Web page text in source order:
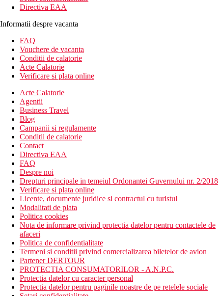
Directiva EAA
Informatii despre vacanta
FAQ
Vouchere de vacanta
Conditii de calatorie
Acte Calatorie
Verificare si plata online
Acte Calatorie
Agentii
Business Travel
Blog
Campanii si regulamente
Conditii de calatorie
Contact
Directiva EAA
FAQ
Despre noi
Drepturi principale in temeiul Ordonantei Guvernului nr. 2/2018
Verificare si plata online
Licente, documente juridice si contractul cu turistul
Modalitati de plata
Politica cookies
Nota de informare privind protectia datelor pentru contactele de
afaceri
Politica de confidentialitate
Termeni si conditii privind comercializarea biletelor de avion
Partener DERTOUR
PROTECTIA CONSUMATORILOR - A.N.P.C.
Protectia datelor cu caracter personal
Protectia datelor pentru paginile noastre de pe retelele sociale